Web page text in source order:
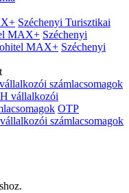
Széchenyi Turisztikai
MAX+ Széchenyi
MAX+ Széchenyi
számlacsomagok
vállalkozói
OTP
számlacsomagok